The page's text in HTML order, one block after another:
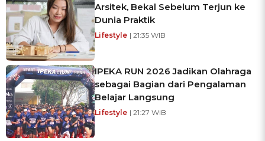
Arsitek, Bekal Sebelum Terjun ke
Dunia Praktik
Lifestyle | 21:35 WIB
IPEKA RUN 2026 Jadikan Olahraga
sebagai Bagian dari Pengalaman
Belajar Langsung
Lifestyle | 21:27 WIB